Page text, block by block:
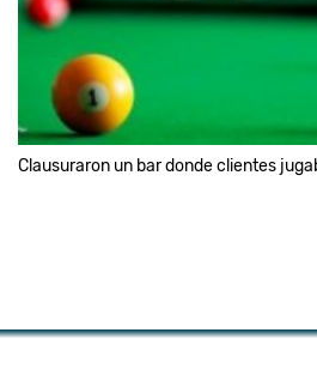
Clausuraron un bar donde clientes